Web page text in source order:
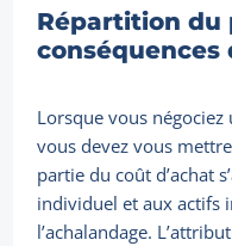
Répartition du
conséquences
Lorsque vous
vous devez vous
partie du coût d’achat
individuel et aux actifs
l’achalandage.